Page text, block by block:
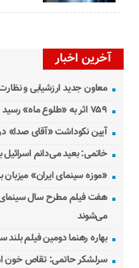
آخرین اخبار
معاون جدید ارزشیابی و
۷۵۹ اثر به «طلوع ماه» رسید
آیین نکوداشت «آقای صدا»
خاتمی: بعید می‌دانم اسرائیل
«موزه سینمای ایران»
هفت فیلم مطرح سال سینمای
می‌شوند
بهاره رهنما دومین فیلم بلند
سرلشکر حاتمی: تقاص خون